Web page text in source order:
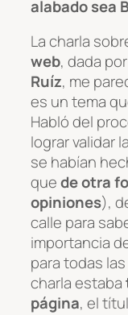
alabado sea
La charla
web, dada por
Ruíz, me
es un tema
Habló del
lograr validar
se habían
quede otra
opiniones),
calle para
importancia
para todas
charla estaba
página, el